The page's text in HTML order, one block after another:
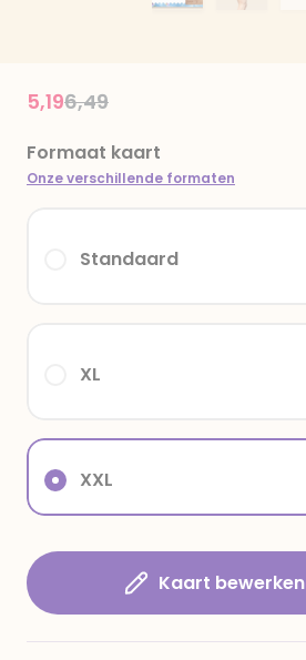
Price reduced from
6,49to
5,19
Formaat kaart
Onze verschillende formaten
XXL
XL
Standaard
Kaart bewerken